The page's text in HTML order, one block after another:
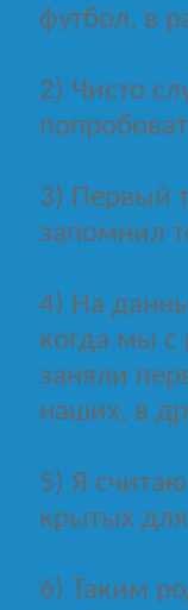
футбол, в
2) Чисто
3) Первый
запомнил
4) На
когда мы с
заняли
наших, в
5) Я
крытых
6) Таким